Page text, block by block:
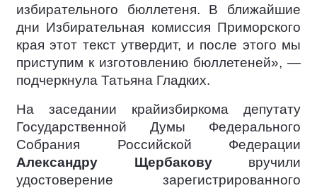
избирательного бюллетеня. В ближайшие
дни Избирательная комиссия Приморского
края этот текст утвердит, и после этого мы
приступим к изготовлению бюллетеней», —
подчеркнула Татьяна Гладких.
На заседании крайизбиркома депутату
Государственной Думы Федерального
Собрания Российской Федерации
Александру Щербаковувручили
удостоверение зарегистрированного